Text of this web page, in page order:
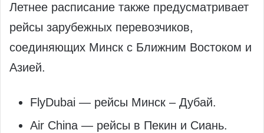
Летнее расписание также предусматривает
рейсы зарубежных перевозчиков,
соединяющих Минск с Ближним Востоком и
Азией.
FlyDubai — рейсы Минск – Дубай.
Air China — рейсы в Пекин и Сиань.